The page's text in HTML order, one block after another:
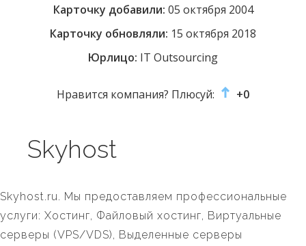
Карточку добавили: 05 октября 2004
Карточку обновляли: 15 октября 2018
Юрлицо: IT Outsourcing
Нравится компания? Плюсуй: +0
Skyhost
Skyhost.ru. Мы предоставляем профессиональные
услуги: Хостинг, Файловый хостинг, Виртуальные
серверы (VPS/VDS), Выделенные серверы